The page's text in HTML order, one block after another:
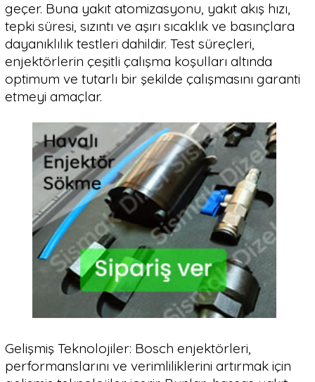
geçer. Buna yakıt atomizasyonu, yakıt akış hızı,
tepki süresi, sızıntı ve aşırı sıcaklık ve basınçlara
dayanıklılık testleri dahildir. Test süreçleri,
enjektörlerin çeşitli çalışma koşulları altında
optimum ve tutarlı bir şekilde çalışmasını garanti
etmeyi amaçlar.
Gelişmiş Teknolojiler: Bosch enjektörleri,
performanslarını ve verimliliklerini artırmak için